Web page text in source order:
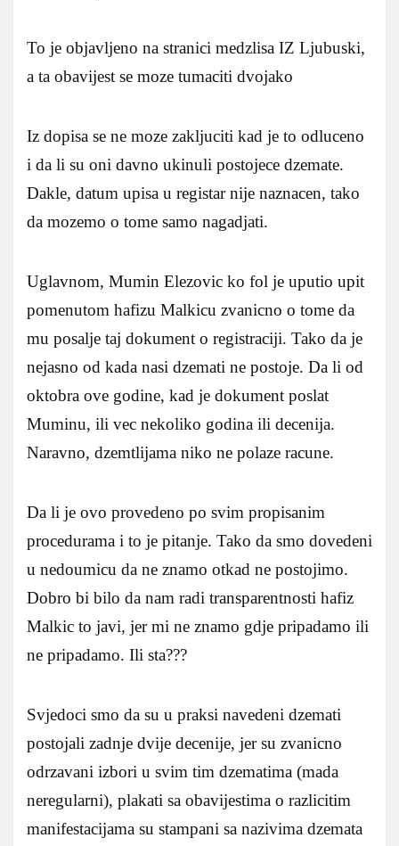
To je objavljeno na stranici medzlisa IZ Ljubuski,
a ta obavijest se moze tumaciti dvojako
Iz dopisa se ne moze zakljuciti kad je to odluceno
i da li su oni davno ukinuli postojece dzemate.
Dakle, datum upisa u registar nije naznacen, tako
da mozemo o tome samo nagadjati.
Uglavnom, Mumin Elezovic ko fol je uputio upit
pomenutom hafizu Malkicu zvanicno o tome da
mu posalje taj dokument o registraciji. Tako da je
nejasno od kada nasi dzemati ne postoje. Da li od
oktobra ove godine, kad je dokument poslat
Muminu, ili vec nekoliko godina ili decenija.
Naravno, dzemtlijama niko ne polaze racune.
Da li je ovo provedeno po svim propisanim
procedurama i to je pitanje. Tako da smo dovedeni
u nedoumicu da ne znamo otkad ne postojimo.
Dobro bi bilo da nam radi transparentnosti hafiz
Malkic to javi, jer mi ne znamo gdje pripadamo ili
ne pripadamo. Ili sta???
Svjedoci smo da su u praksi navedeni dzemati
postojali zadnje dvije decenije, jer su zvanicno
odrzavani izbori u svim tim dzematima (mada
neregularni), plakati sa obavijestima o razlicitim
manifestacijama su stampani sa nazivima dzemata